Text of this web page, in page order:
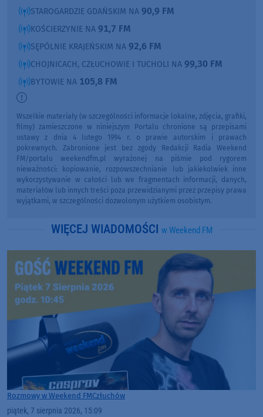
STAROGARDZIE GDAŃSKIM NA 90,9 FM
KOŚCIERZYNIE NA 91,7 FM
SĘPÓLNIE KRAJEŃSKIM NA 92,6 FM
CHOJNICACH, CZŁUCHOWIE I TUCHOLI NA 99,30 FM
BYTOWIE NA 105,8 FM
Wszelkie materiały (w szczególności informacje lokalne, zdjęcia, grafiki,
filmy) zamieszczone w niniejszym Portalu chronione są przepisami
ustawy z dnia 4 lutego 1994 r. o prawie autorskim i prawach
pokrewnych. Zabronione jest bez zgody Redakcji Radia Weekend
FM/portalu weekendfm.pl wyrażonej na piśmie pod rygorem
nieważności: kopiowanie, rozpowszechnianie lub jakiekolwiek inne
wykorzystywanie w całości lub we fragmentach informacji, danych,
materiałów lub innych treści poza przewidzianymi przez przepisy prawa
wyjątkami, w szczególności dozwolonym użytkiem osobistym.
WIĘCEJ WIADOMOŚCI w Weekend FM
Rozmowy w Weekend FMCzłuchów
piątek, 7 sierpnia 2026, 15:09